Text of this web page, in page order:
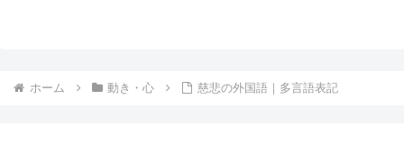
ホーム 動き・心 慈悲の外国語｜多言語表記